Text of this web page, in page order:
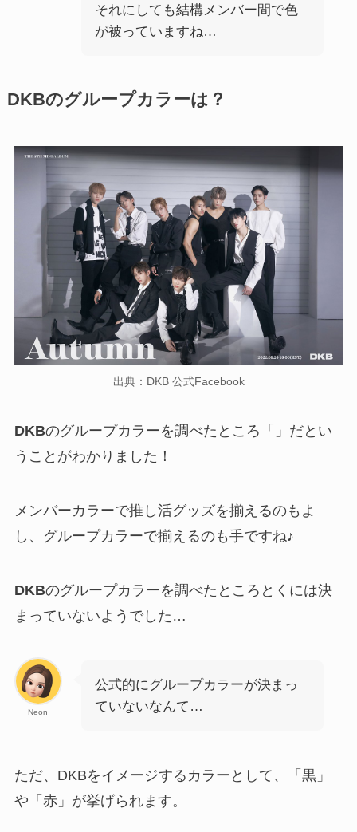
それにしても結構メンバー間で色
が被っていますね…
DKBのグループカラーは？
出典：DKB 公式Facebook
DKBのグループカラーを調べたところ「」だとい
うことがわかりました！
メンバーカラーで推し活グッズを揃えるのもよ
し、グループカラーで揃えるのも手ですね♪
DKBのグループカラーを調べたところとくには決
まっていないようでした…
Neon
公式的にグループカラーが決まっ
ていないなんて…
ただ、DKBをイメージするカラーとして、「黒」
や「赤」が挙げられます。